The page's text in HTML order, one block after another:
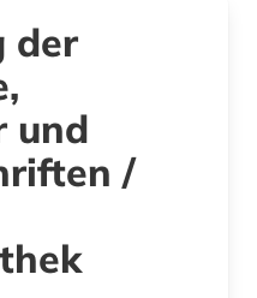
der
und
/